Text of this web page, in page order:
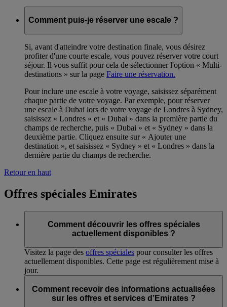
Comment puis-je réserver une escale ?
Si, avant d'atteindre votre destination finale, vous désirez
profiter d'une courte escale, vous pouvez réserver votre court
séjour. Il vous suffit pour cela de sélectionner l'option « Multi-
destinations » sur la page Faire une réservation.
Pour inclure une escale à votre voyage, saisissez séparément
chaque partie de votre voyage. Par exemple, pour réserver
une escale à Dubai lors de votre voyage de Londres à Sydney,
saisissez « Londres » et « Dubai » dans la première partie du
champs de recherche, puis « Dubai » et « Sydney » dans la
deuxième partie. Cliquez ensuite sur « Ajouter une
destination », et saisissez « Sydney » et « Londres » dans la
dernière partie du champs de recherche.
Retour en haut
Offres spéciales Emirates
Comment découvrir les offres spéciales
actuellement disponibles ?
Visitez la page des offres spéciales pour consulter les offres
actuellement disponibles. Cette page est régulièrement mise à
jour.
Comment recevoir des informations actualisées
sur les offres et services d’Emirates ?